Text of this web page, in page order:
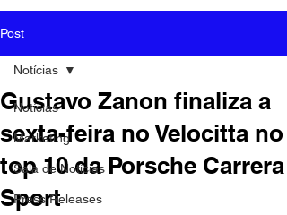
Post
Notícias
Marketing
Sala de Notícias
Press Releases
Notícias
Gustavo Zanon finaliza a
sexta-feira no Velocitta no
top 10 da Porsche Carrera
Sport